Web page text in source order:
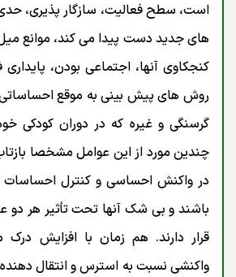
است، سطح فعالیت، سازگار پذیری،
های جدید دست پیدا می کند، موانع میل
کنجکاوی آنها، اجتماعی بودن، پایداری
روش های پیش بینی به موقع
گرسنگی و غیره که در دوران کودکی
چندین مورد از این عوامل مشخصا
در واکنش احساسی و کنترل
باشند و بی شک آنها تحت تأثیر هر دو
قرار دارند. هم زمان با افزایش
واکنشی نسبت به استرس و انتقال